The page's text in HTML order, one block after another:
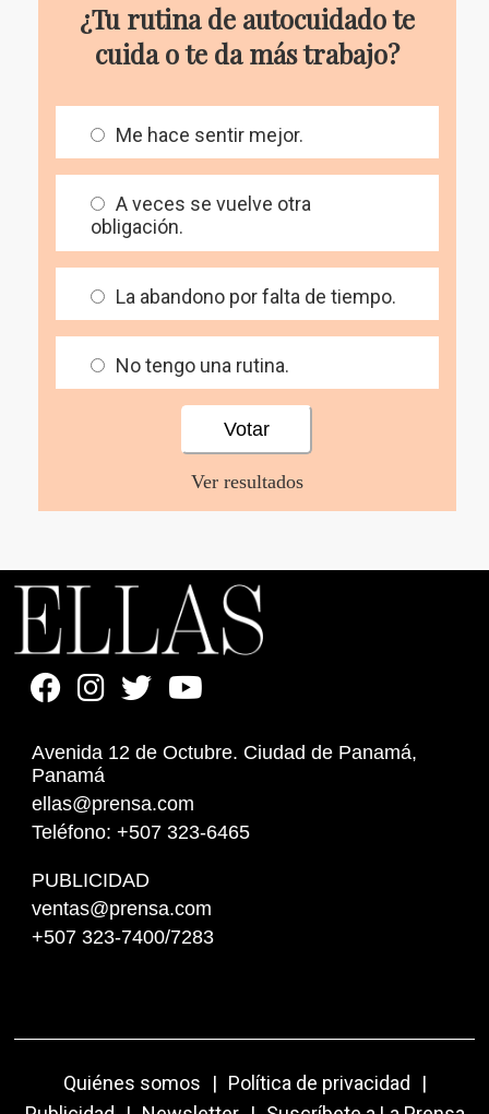
¿Tu rutina de autocuidado te
cuida o te da más trabajo?
Me hace sentir mejor.
A veces se vuelve otra
obligación.
La abandono por falta de tiempo.
No tengo una rutina.
Ver resultados
Avenida 12 de Octubre. Ciudad de Panamá,
Panamá
ellas@prensa.com
Teléfono: +507 323-6465
PUBLICIDAD
ventas@prensa.com
+507 323-7400/7283
Quiénes somos | Política de privacidad
|